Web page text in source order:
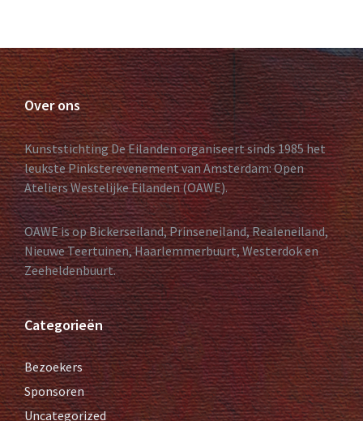
Over ons
Kunststichting De Eilanden organiseert sinds 1985 het
leukste Pinksterevenement van Amsterdam: Open
Ateliers Westelijke Eilanden (OAWE).
OAWE is op Bickerseiland, Prinseneiland, Realeneiland,
Nieuwe Teertuinen, Haarlemmerbuurt, Westerdok en
Zeeheldenbuurt.
Categorieën
Bezoekers
Sponsoren
Uncategorized